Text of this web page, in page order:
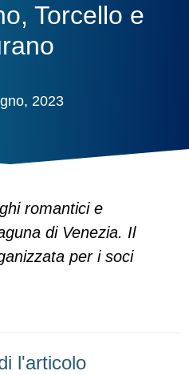
Torcello e
2023
romantici e
di Venezia. Il
per i soci
l'articolo